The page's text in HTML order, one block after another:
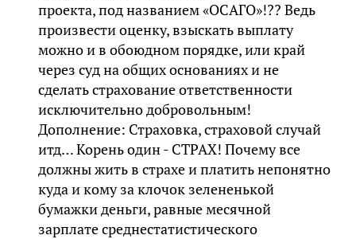
проекта, под названием «ОСАГО»!?? Ведь
произвести оценку, взыскать выплату
можно и в обоюдном порядке, или край
через суд на общих основаниях и не
сделать страхование ответственности
исключительно добровольным!
Дополнение: Страховка, страховой случай
итд… Корень один - СТРАХ! Почему все
должны жить в страхе и платить непонятно
куда и кому за клочок зелененькой
бумажки деньги, равные месячной
зарплате среднестатистического